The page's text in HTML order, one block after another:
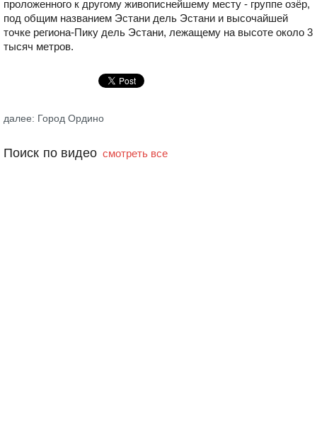
проложенного к другому живописнейшему месту - группе озёр,
под общим названием Эстани дель Эстани и высочайшей
точке региона-Пику дель Эстани, лежащему на высоте около 3
тысяч метров.
далее: Город Ордино
Поиск по видео смотреть все